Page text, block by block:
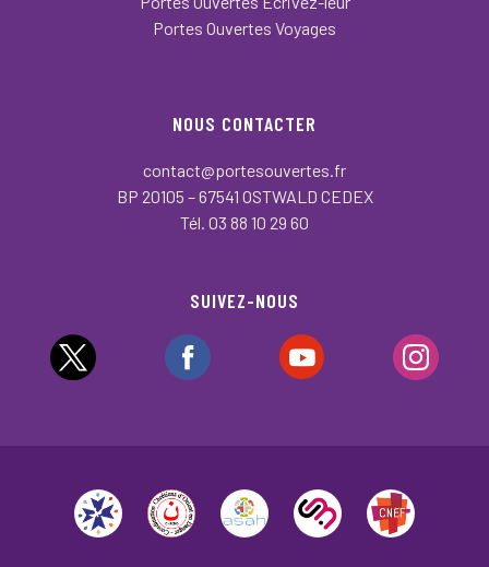
Portes Ouvertes Voyages
NOUS CONTACTER
contact@portesouvertes.fr
BP 20105 – 67541 OSTWALD CEDEX
Tél. 03 88 10 29 60
SUIVEZ-NOUS